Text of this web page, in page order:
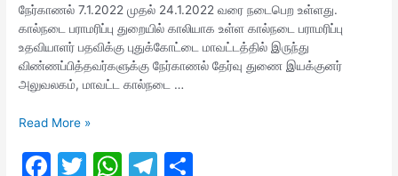
நேர்காணல் 7.1.2022 முதல் 24.1.2022 வரை நடைபெற உள்ளது.
கால்நடை பராமரிப்பு துறையில் காலியாக உள்ள கால்நடை பராமரிப்பு
உதவியாளர் பதவிக்கு புதுக்கோட்டை மாவட்டத்தில் இருந்து
விண்ணப்பித்தவர்களுக்கு நேர்காணல் தேர்வு துணை இயக்குனர்
அலுவலகம், மாவட்ட கால்நடை …
TNAHD
Date
Read More »
F
T
W T